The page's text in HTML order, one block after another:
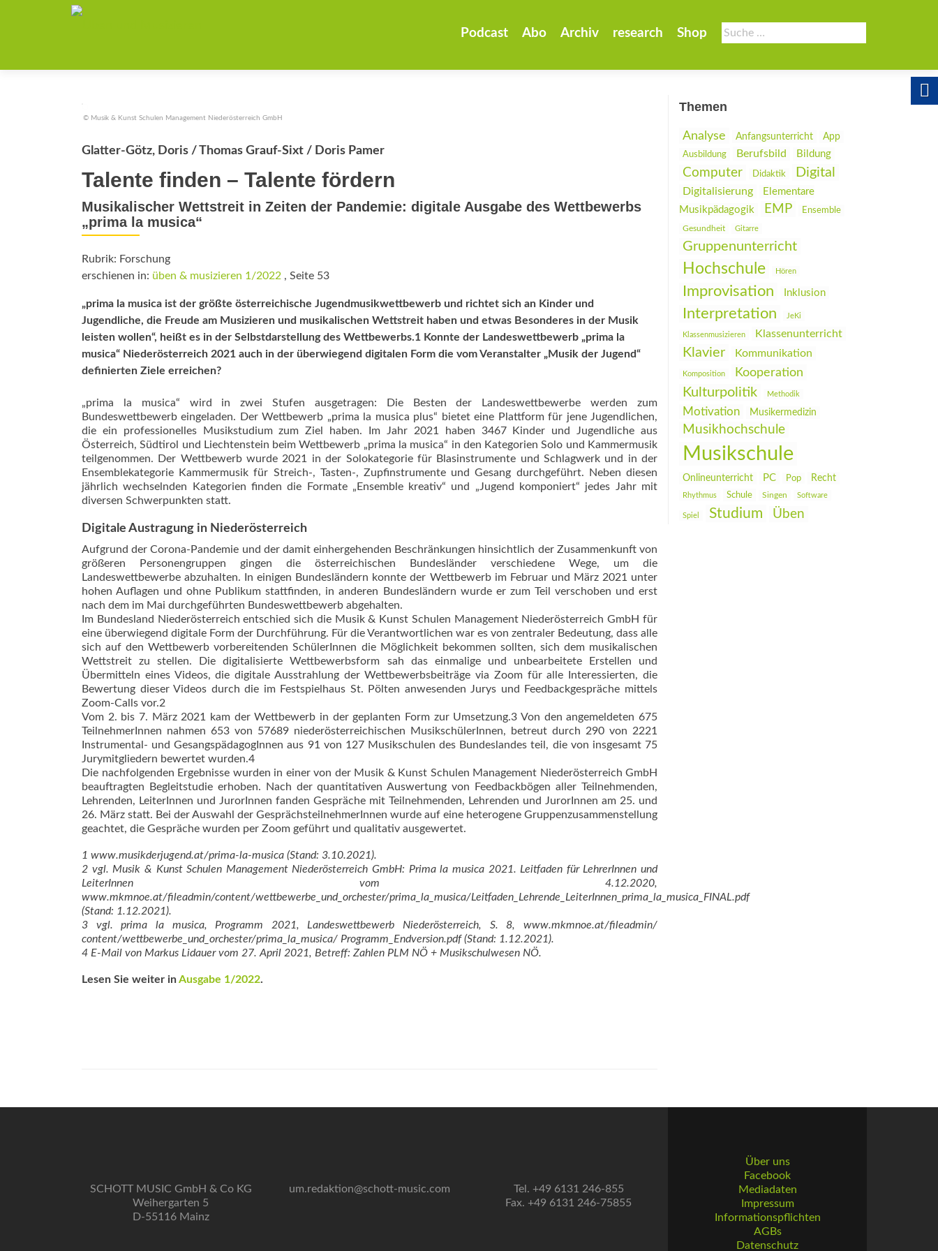
Suche
nach:
Podcast Abo Archiv research Shop
© Musik & Kunst Schulen Management Niederösterreich GmbH
Glatter-Götz, Doris / Thomas Grauf-Sixt / Doris Pamer
Talente finden – Talente fördern
Musikalischer Wettstreit in Zeiten der Pandemie: digitale Ausgabe des Wettbewerbs
„prima la musica“
Rubrik: Forschung
erschienen in: üben & musizieren 1/2022 , Seite 53
„prima la musica ist der größte österreichische Jugendmusikwettbewerb und richtet sich an Kinder und
Jugendliche, die Freude am Musizie­ren und musikalischen Wettstreit haben und etwas Besonderes in der Musik
leisten wollen“, heißt es in der Selbstdarstellung des Wettbewerbs.1 Konnte der Landeswettbewerb „prima la
musica“ Niederösterreich 2021 auch in der überwiegend digitalen Form die vom Veranstalter „Musik der Jugend“
definierten Ziele erreichen?
„prima la musica“ wird in zwei Stufen ausgetragen: Die Besten der Landeswettbewerbe werden zum
Bundeswettbewerb eingeladen. Der Wettbewerb „prima la musica plus“ bietet eine Plattform für jene Jugendlichen,
die ein professionelles Musikstudium zum Ziel haben. Im Jahr 2021 haben 3467 Kinder und Jugendliche aus
Österreich, Südtirol und Liechtenstein beim Wettbewerb „prima la musica“ in den Kategorien Solo und Kammermusik
teilgenommen. Der Wettbewerb wurde 2021 in der Solokategorie für Blasinstrumente und Schlagwerk und in der
Ensemblekategorie Kammermusik für Streich-, Tasten-, Zupfinstrumente und Gesang durchgeführt. Neben diesen
jährlich wechselnden Kategorien finden die Formate „Ensemble kreativ“ und „Jugend komponiert“ jedes Jahr mit
diversen Schwerpunkten statt.
Digitale Austragung in Niederösterreich
Aufgrund der Corona-Pandemie und der damit einhergehenden Beschränkungen hinsichtlich der Zusammenkunft von
größeren Personengruppen gingen die österreichi­schen Bundesländer verschiedene Wege, um die
Landeswettbewerbe abzuhalten. In einigen Bundesländern konnte der Wettbewerb im Februar und März 2021 unter
hohen Auflagen und ohne Publikum stattfinden, in anderen Bundesländern wurde er zum Teil verschoben und erst
nach dem im Mai durchgeführten Bundeswettbewerb abgehalten.
Im Bundesland Niederösterreich entschied sich die Musik & Kunst Schulen Management Niederösterreich GmbH für
eine überwiegend digitale Form der Durchführung. Für die Verantwortlichen war es von zentraler Bedeutung, dass alle
sich auf den Wettbewerb vorbereitenden SchülerInnen die Möglichkeit bekommen sollten, sich dem musikalischen
Wettstreit zu stellen. Die digitalisierte Wettbewerbsform sah das einmalige und unbe­arbeitete Erstellen und
Übermitteln eines Videos, die digitale Ausstrahlung der Wettbewerbsbeiträge via Zoom für alle Interessierten, die
Bewertung dieser Videos durch die im Festspielhaus St. Pölten anwesenden Jurys und Feedbackgespräche mittels
Zoom-Calls vor.2
Vom 2. bis 7. März 2021 kam der Wettbewerb in der geplanten Form zur Umsetzung.3 Von den angemeldeten 675
TeilnehmerInnen nahmen 653 von 57689 niederösterreichischen MusikschülerInnen, betreut durch 290 von 2221
Instrumental- und GesangspädagogInnen aus 91 von 127 Musikschulen des Bundeslandes teil, die von insgesamt 75
Jurymitgliedern bewertet wurden.4
Die nachfolgenden Ergebnisse wurden in einer von der Musik & Kunst Schulen Management Niederösterreich GmbH
beauftragten Begleitstudie erhoben. Nach der quantitativen Auswertung von Feedbackbögen aller Teilnehmenden,
Lehrenden, LeiterInnen und JurorInnen fanden Gespräche mit Teilnehmenden, Lehrenden und JurorInnen am 25. und
26. März statt. Bei der Auswahl der GesprächsteilnehmerInnen wurde auf eine heterogene Gruppenzusammenstellung
geachtet, die Gespräche wurden per Zoom geführt und qualitativ ausgewertet.
1 www.musikderjugend.at/prima-la-musica (Stand: 3.10.2021).
2 vgl. Musik & Kunst Schulen Management Niederösterreich GmbH: Prima la musica 2021. Leitfaden für LehrerInnen und
LeiterInnen vom 4.12.2020,
www.mkmnoe.at/fileadmin/content/wettbewerbe_und_orchester/prima_la_musica/Leitfaden_Lehrende_LeiterInnen_prima_la_musica_FINAL.pdf
(Stand: 1.12.2021).
3 vgl. prima la musica, Programm 2021, Landeswettbewerb Niederösterreich, S. 8, www.mkmnoe.at/fileadmin/
content/wettbewerbe_und_orchester/prima_la_musica/ Programm_Endversion.pdf (Stand: 1.12.2021).
4 E-Mail von Markus Lidauer vom 27. April 2021, Betreff: Zahlen PLM NÖ + Musikschulwesen NÖ.
Lesen Sie weiter inAusgabe 1/2022.
Themen
Analyse Anfangsunterricht
App
Ausbildung
Berufsbild Bildung
Computer Didaktik Digital
Digitalisierung
Elementare
Musikpädagogik
EMP Ensemble
Gesundheit Gitarre
Gruppenunterricht
Hochschule Hören
Improvisation Inklusion
Interpretation JeKi
Klassenmusizieren Klassenunterricht
Klavier Kommunikation
Komposition Kooperation
Kulturpolitik Methodik
Motivation Musikermedizin
Musikhochschule
Musikschule
Onlineunterricht PC Pop Recht
Rhythmus Schule Singen Software
Spiel Studium Üben
SCHOTT MUSIC GmbH & Co KG
Weihergarten 5
D-55116 Mainz
um.redaktion@schott-music.com
Tel. +49 6131 246-855
Fax. +49 6131 246-75855
Über uns
Facebook
Mediadaten
Impressum
Informationspflichten
AGBs
Datenschutz